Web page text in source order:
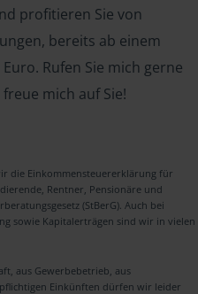
profitieren Sie von
bereits ab einem
Rufen Sie mich gerne
mich auf Sie!
die Einkommensteuererklärung für
Rentner, Pensionäre und
(StBerG). Auch bei
sowie Kapitalerträgen sind wir in vielen
aus Gewerbebetrieb, aus
Einkünften dürfen wir leider